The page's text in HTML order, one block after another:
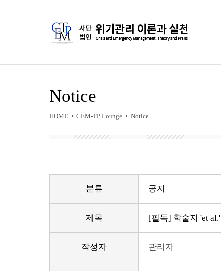
Notice
HOME • CEM-TP Lounge • Notice
분류 공지
제목 [필독] 학술지 'et
작성자 관리자